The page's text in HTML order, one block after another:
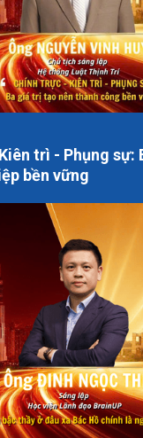
trì - Phụng sự:
bền vững